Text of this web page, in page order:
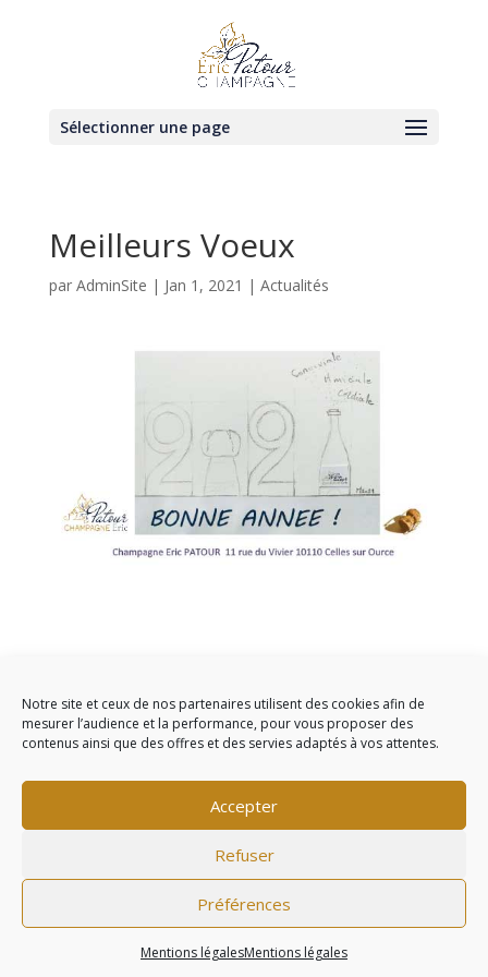
Notre site et ceux de nos partenaires utilisent des cookies afin de
mesurer l’audience et la performance, pour vous proposer des
contenus ainsi que des offres et des servies adaptés à vos attentes.
Accepter
Refuser
Préférences
Mentions légalesMentions légales
Sélectionner une page
Meilleurs Voeux
par AdminSite | Jan 1, 2021 | Actualités
Commentaires récents
L'abus d'alcool est dangereux pour la santé, à
consommer avec modération - ©2020Agence web
Groupe écho |Mentions légales